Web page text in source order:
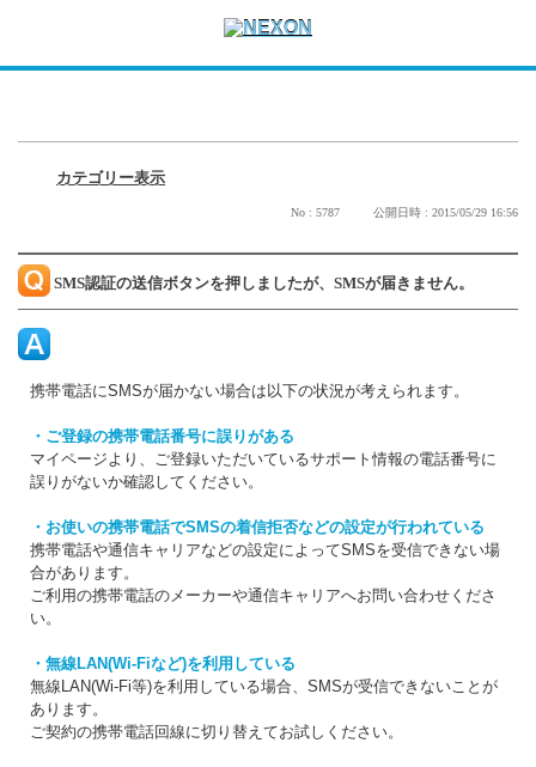
カテゴリー表示
No : 5787 公開日時 : 2015/05/29 16:56
SMS認証の送信ボタンを押しましたが、SMSが届きません。
携帯電話にSMSが届かない場合は以下の状況が考えられます。
・ご登録の携帯電話番号に誤りがある
マイページより、ご登録いただいているサポート情報の電話番号に
誤りがないか確認してください。
・お使いの携帯電話でSMSの着信拒否などの設定が行われている
携帯電話や通信キャリアなどの設定によってSMSを受信できない場
合があります。
ご利用の携帯電話のメーカーや通信キャリアへお問い合わせくださ
い。
・無線LAN(Wi-Fiなど)を利用している
無線LAN(Wi-Fi等)を利用している場合、SMSが受信できないことが
あります。
ご契約の携帯電話回線に切り替えてお試しください。